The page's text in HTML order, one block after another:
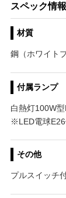
スペック情報
材質
鋼（ホワイト
付属ランプ
白熱灯100W
※LED電球
その他
プルスイッチ